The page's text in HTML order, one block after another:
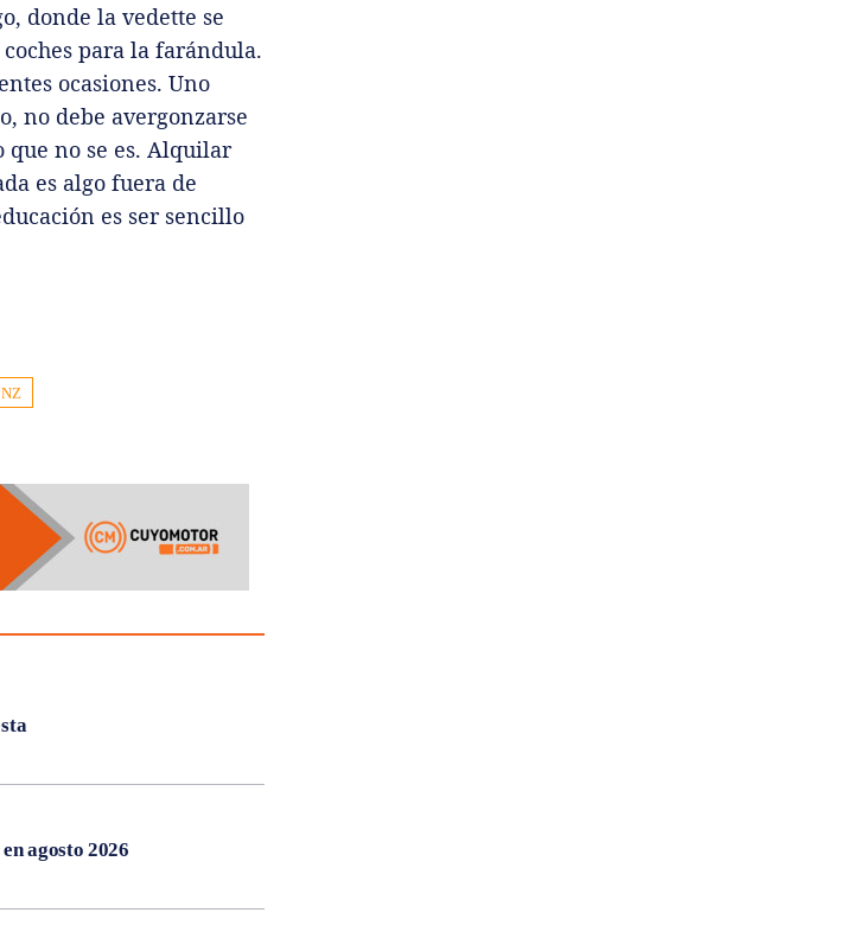
donde la vedette se
para la farándula.
ocasiones. Uno
no debe avergonzarse
que no se es. Alquilar
es algo fuera de
es ser sencillo
agosto 2026